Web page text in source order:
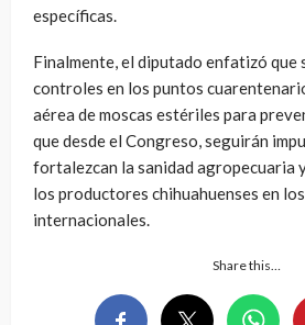
específicas.
Finalmente, el diputado enfatizó que
controles en los puntos
aérea de moscas estériles para
que desde el Congreso, seguirán
fortalezcan la sanidad agropecuaria
los productores chihuahuenses en
internacionales.
Share this…